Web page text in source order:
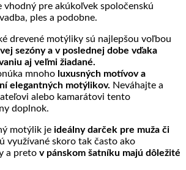
pre akúkoľvek spoločenskú
ples a podobne.
drevené motýliky sú najlepšou voľbou
sezóny a v poslednej dobe vďaka
aj veľmi žiadané.
mnoho luxusných motívov a
elegantných motýlikov. Neváhajte a
alebo kamarátovi tento
doplnok.
motýlik je ideálny darček pre muža či
využívané skoro tak často ako
a preto v pánskom šatníku majú dôležité